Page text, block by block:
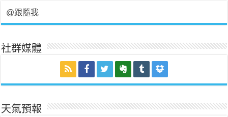
@跟隨我
社群媒體
天氣預報